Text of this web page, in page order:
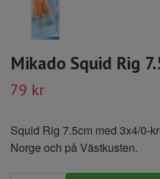
Mikado Squid Rig
79 kr
Squid Rig 7.5cm med 3x4/0-
Norge och på Västkusten.